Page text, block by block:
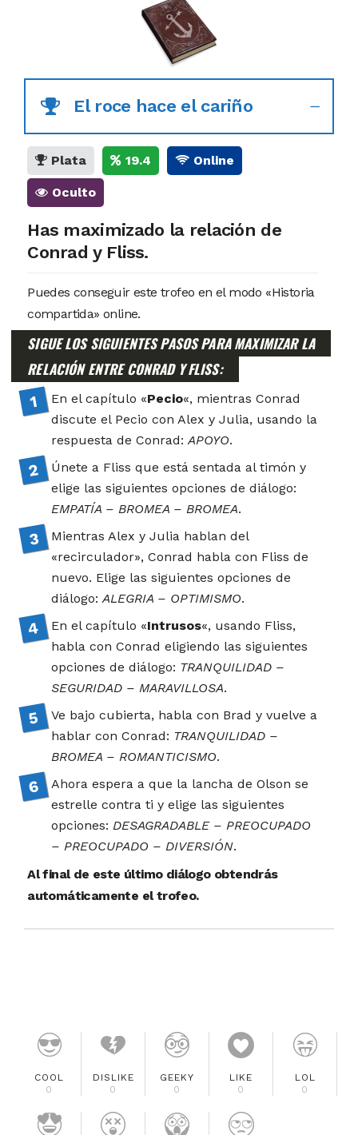
El roce hace el cariño
Plata 19.4 Online
Oculto
Has maximizado la relación de
Conrad y Fliss.
Puedes conseguir este trofeo en el modo «Historia
compartida» online.
SIGUE LOS SIGUIENTES PASOS PARA MAXIMIZAR LA
RELACIÓN ENTRE CONRAD Y FLISS:
En el capítulo «Pecio«, mientras Conrad
discute el Pecio con Alex y Julia, usando la
respuesta de Conrad:APOYO.
Únete a Fliss que está sentada al timón y
elige las siguientes opciones de diálogo:
EMPATÍA – BROMEA – BROMEA.
Mientras Alex y Julia hablan del
«recirculador», Conrad habla con Fliss de
nuevo. Elige las siguientes opciones de
diálogo:ALEGRIA – OPTIMISMO.
En el capítulo «Intrusos«, usando Fliss,
habla con Conrad eligiendo las siguientes
opciones de diálogo: TRANQUILIDAD –
SEGURIDAD – MARAVILLOSA.
Ve bajo cubierta, habla con Brad y vuelve a
hablar con Conrad: TRANQUILIDAD –
BROMEA – ROMANTICISMO.
Ahora espera a que la lancha de Olson se
estrelle contra ti y elige las siguientes
opciones: DESAGRADABLE – PREOCUPADO
– PREOCUPADO – DIVERSIÓN.
Al final de este último diálogo obtendrás
automáticamente el trofeo.
COOL
0
DISLIKE
0
GEEKY
0
LIKE
0
LOL
0